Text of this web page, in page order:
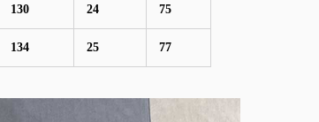
130 24 75
134 25 77